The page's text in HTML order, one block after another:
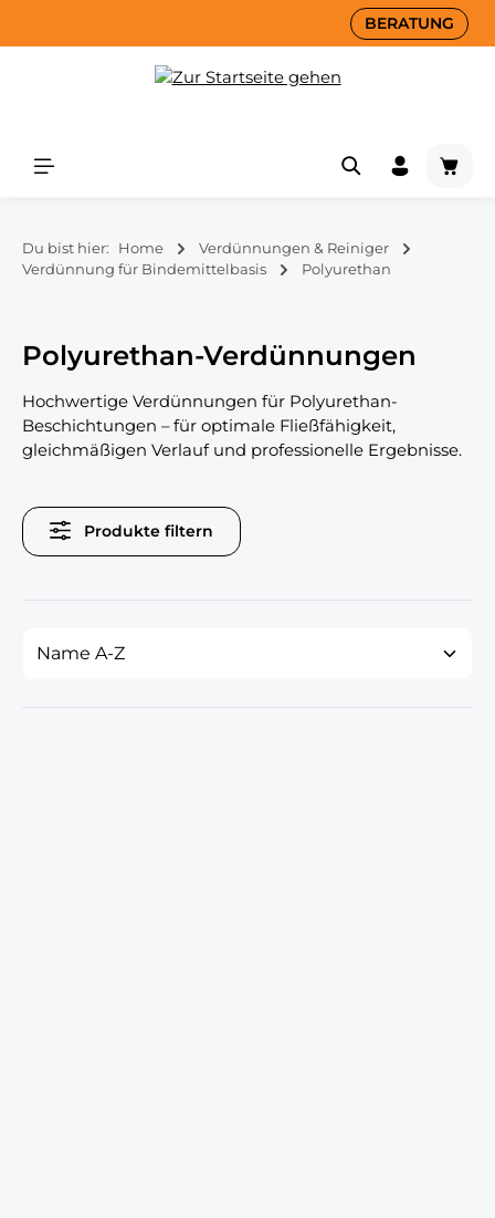
BERATUNG
Du bist hier: Home
Verdünnungen & Reiniger
Verdünnung für Bindemittelbasis
Polyurethan
Polyurethan-Verdünnungen
Hochwertige Verdünnungen für Polyurethan-
Beschichtungen – für optimale Fließfähigkeit,
gleichmäßigen Verlauf und professionelle Ergebnisse.
Produkte filtern